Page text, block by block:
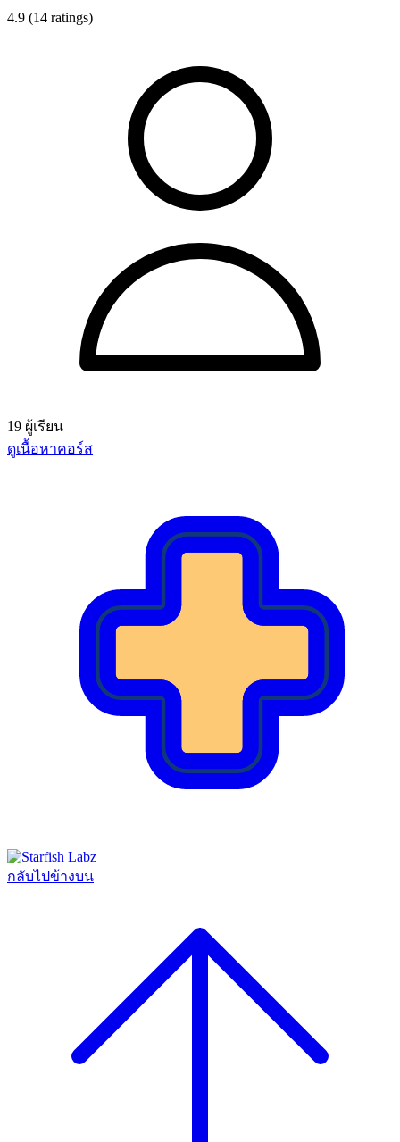
4.9 (14 ratings)
19 ผู้เรียน
ดูเนื้อหาคอร์ส
กลับไปข้างบน